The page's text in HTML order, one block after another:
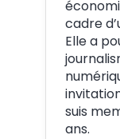
cadre
Elle a
suis
ans.